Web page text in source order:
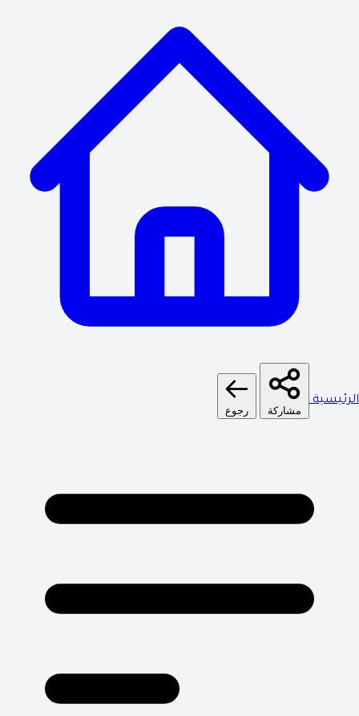
الرئيسية
مشاركة رجوع